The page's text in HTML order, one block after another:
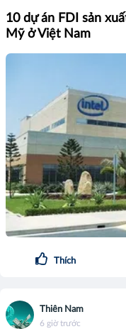
10 dự án FDI sản
Mỹ ở Việt Nam
Thích
Thiên Nam
6 giờ trước